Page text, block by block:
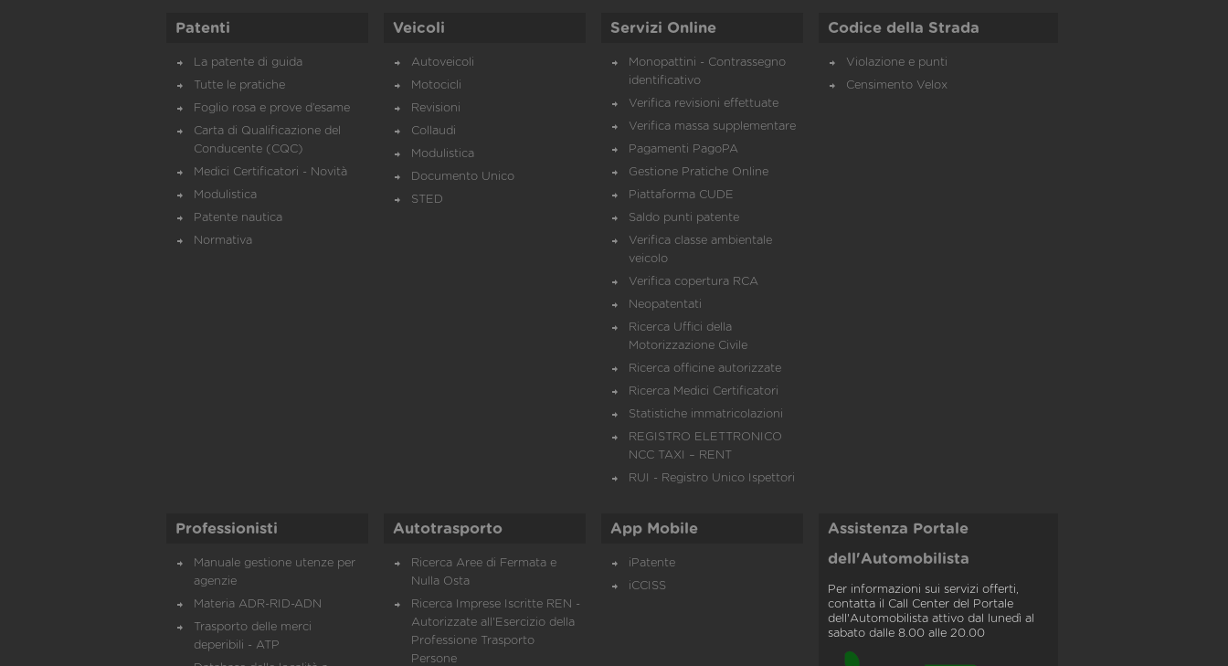
Patenti
La patente di guida
Tutte le pratiche
Foglio rosa e prove d’esame
Carta di Qualificazione del
Conducente (CQC)
Medici Certificatori - Novità
Modulistica
Patente nautica
Normativa
Veicoli
Autoveicoli
Motocicli
Revisioni
Collaudi
Modulistica
Documento Unico
STED
Servizi Online
Monopattini - Contrassegno
identificativo
Verifica revisioni effettuate
Verifica massa supplementare
Pagamenti PagoPA
Gestione Pratiche Online
Piattaforma CUDE
Saldo punti patente
Verifica classe ambientale
veicolo
Verifica copertura RCA
Neopatentati
Ricerca Uffici della
Motorizzazione Civile
Ricerca officine autorizzate
Ricerca Medici Certificatori
Statistiche immatricolazioni
REGISTRO ELETTRONICO
NCC TAXI – RENT
RUI - Registro Unico Ispettori
Codice della Strada
Violazione e punti
Censimento Velox
Professionisti
Manuale gestione utenze per
agenzie
Materia ADR-RID-ADN
Trasporto delle merci
deperibili - ATP
Autotrasporto
Ricerca Aree di Fermata e
Nulla Osta
Ricerca Imprese Iscritte REN -
Autorizzate all'Esercizio della
Professione Trasporto
Persone
App Mobile
iPatente
iCCISS
Assistenza Portale
dell'Automobilista
Per informazioni sui servizi offerti,
contatta il Call Center del Portale
dell'Automobilista attivo dal lunedì al
sabato dalle 8.00 alle 20.00